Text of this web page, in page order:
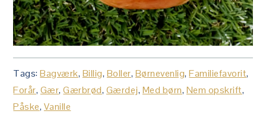
Tags:Bagværk, Billig, Boller, Børnevenlig,Familiefavorit,
Forår, Gær,Gærbrød, Gærdej, Med børn, Nem opskrift,
Påske, Vanille